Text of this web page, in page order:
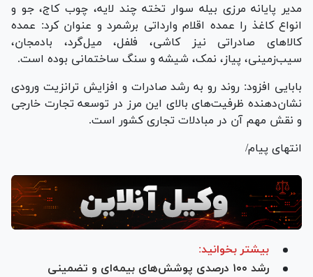
‌مدیر پایانه مرزی بیله سوار تخته چند لایه، چوب کاج، جو و
انواع کاغذ را عمده اقلام وارداتی برشمرد و عنوان کرد: عمده
کالا‌های صادراتی نیز کاشی، فلفل، میل‌گرد، بادمجان،
سیب‌زمینی، پیاز، نمک، شیشه و سنگ ساختمانی بوده است.
‌بابایی افزود: روند رو به رشد صادرات و افزایش ترانزیت ورودی
نشان‌دهنده ظرفیت‌های بالای این مرز در توسعه تجارت خارجی
و نقش مهم آن در مبادلات تجاری کشور است.
انتهای پیام/
بیشتر بخوانید:
رشد ۱۰۰ درصدی پوشش‌های بیمه‌ای و تضمینی